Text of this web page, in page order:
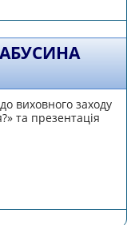
виховного заходу
та презентація
скриня?